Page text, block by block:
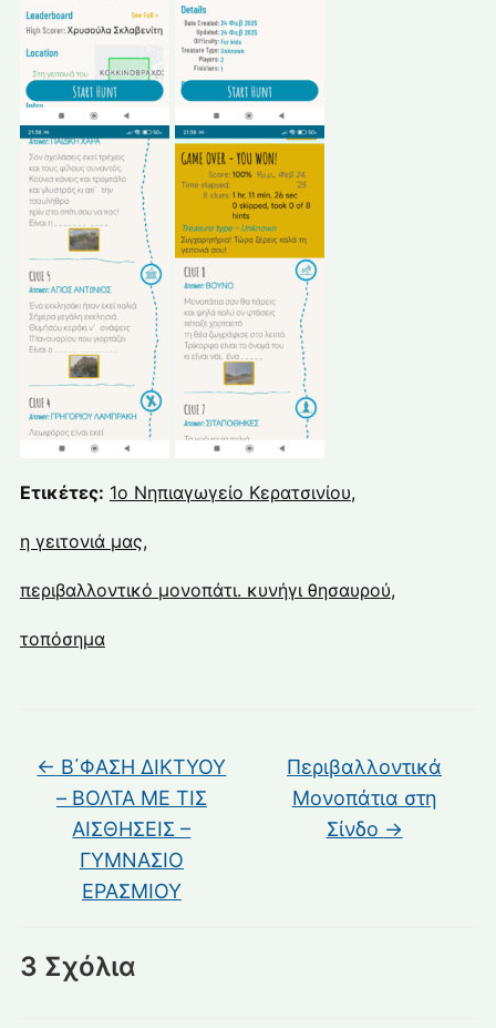
Ετικέτες: 1ο Νηπιαγωγείο Κερατσινίου,
η γειτονιά μας,
περιβαλλοντικό μονοπάτι. κυνήγι θησαυρού,
τοπόσημα
← Β΄ΦΑΣΗ ΔΙΚΤΥΟΥ
– ΒΟΛΤΑ ΜΕ ΤΙΣ
ΑΙΣΘΗΣΕΙΣ –
ΓΥΜΝΑΣΙΟ
ΕΡΑΣΜΙΟΥ
Περιβαλλοντικά
Μονοπάτια στη
Σίνδο →
3 Σχόλια